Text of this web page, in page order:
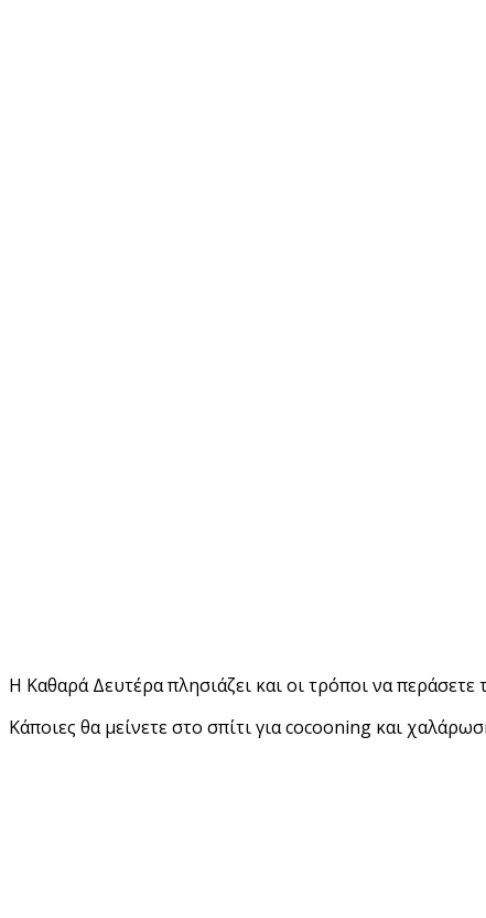
Η Καθαρά Δευτέρα πλησιάζει και οι τρόποι να περάσετε
Κάποιες θα μείνετε στο σπίτι γιαcocooning και